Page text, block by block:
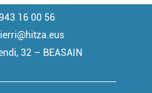
16 00 56
32 – BEASAIN